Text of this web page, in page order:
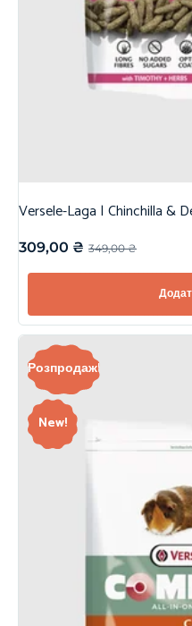
Versele-Laga | Chinchilla &
349,00₴
309,00 ₴
New!
Розпродаж!